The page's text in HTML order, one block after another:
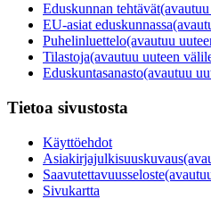
Eduskunnan tehtävät
EU-asiat eduskunnassa
Puhelinluettelo(avautuu
Tilastoja(avautuu uuteen
Eduskuntasanasto(avautuu
Tietoa sivustosta
Käyttöehdot
Asiakirjajulkisuuskuvaus
Saavutettavuusseloste
Sivukartta